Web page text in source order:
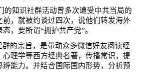
的知识社群活动曾多次遭受中共当局的
，就被约谈过四次，说他们转发海外
态，要所谓“拥护共产党”。
的宗旨，是带动众多微信好友阅读经
理学等西方经典名著，传播常识，提
能力。并结合国际国内形势，分析预